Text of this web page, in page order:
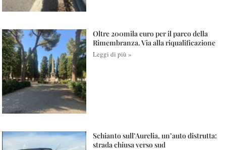
Oltre 200mila euro per il parco della
Rimembranza. Via alla riqualificazione
Leggi di più »
Schianto sull’Aurelia, un’auto distrutta:
strada chiusa verso sud